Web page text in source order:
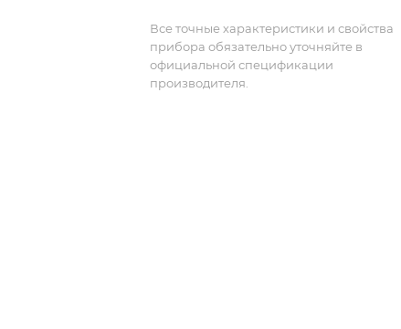
встроенные сигналы, такие как синус,
прямоугольник, треугольник и шум.
Все точные характеристики и свойства
прибора обязательно уточняйте в
официальной спецификации
производителя.